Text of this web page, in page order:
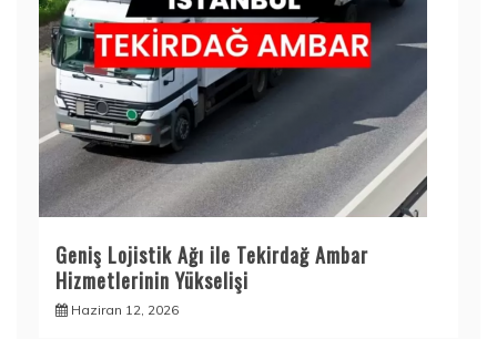
Geniş Lojistik Ağı ile Tekirdağ Ambar
Hizmetlerinin Yükselişi
Haziran 12, 2026